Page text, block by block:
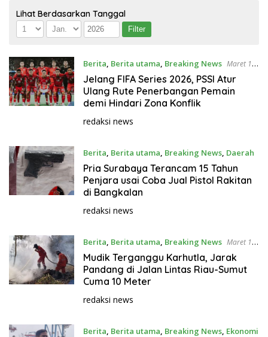
Lihat Berdasarkan Tanggal
Berita, Berita utama, Breaking News Maret 15,
2026
Jelang FIFA Series 2026, PSSI Atur
Ulang Rute Penerbangan Pemain
demi Hindari Zona Konflik
redaksi news
Berita, Berita utama, Breaking News, Daerah
Maret 15, 2026
Pria Surabaya Terancam 15 Tahun
Penjara usai Coba Jual Pistol Rakitan
di Bangkalan
redaksi news
Berita, Berita utama, Breaking News Maret 15,
2026
Mudik Terganggu Karhutla, Jarak
Pandang di Jalan Lintas Riau-Sumut
Cuma 10 Meter
redaksi news
Berita, Berita utama, Breaking News, Ekonomi